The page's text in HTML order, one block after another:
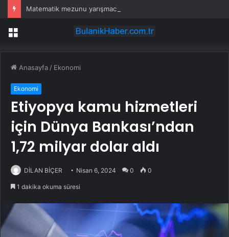
Matematik mezunu yarışmacı matematik sorusunda elendi
Menü
Anasayfa / Ekonomi
Ekonomi
Etiyopya kamu hizmetleri
için Dünya Bankası’ndan
1,72 milyar dolar aldı
DİLAN BİÇER Nisan 6, 2024 0 0
1 dakika okuma süresi